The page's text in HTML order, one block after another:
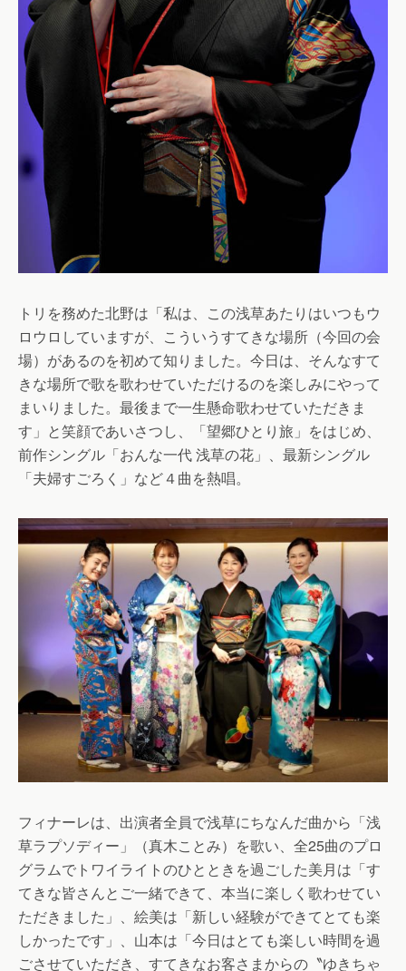
トリを務めた北野は「私は、この浅草あたりはいつもウ
ロウロしていますが、こういうすてきな場所（今回の会
場）があるのを初めて知りました。今日は、そんなすて
きな場所で歌を歌わせていただけるのを楽しみにやって
まいりました。最後まで一生懸命歌わせていただきま
す」と笑顔であいさつし、「望郷ひとり旅」をはじめ、
前作シングル「おんな一代 浅草の花」、最新シングル
「夫婦すごろく」など４曲を熱唱。
フィナーレは、出演者全員で浅草にちなんだ曲から「浅
草ラプソディー」（真木ことみ）を歌い、全25曲のプロ
グラムでトワイライトのひとときを過ごした美月は「す
てきな皆さんとご一緒できて、本当に楽しく歌わせてい
ただきました」、絵美は「新しい経験ができてとても楽
しかったです」、山本は「今日はとても楽しい時間を過
ごさせていただき、すてきなお客さまからの〝ゆきちゃ